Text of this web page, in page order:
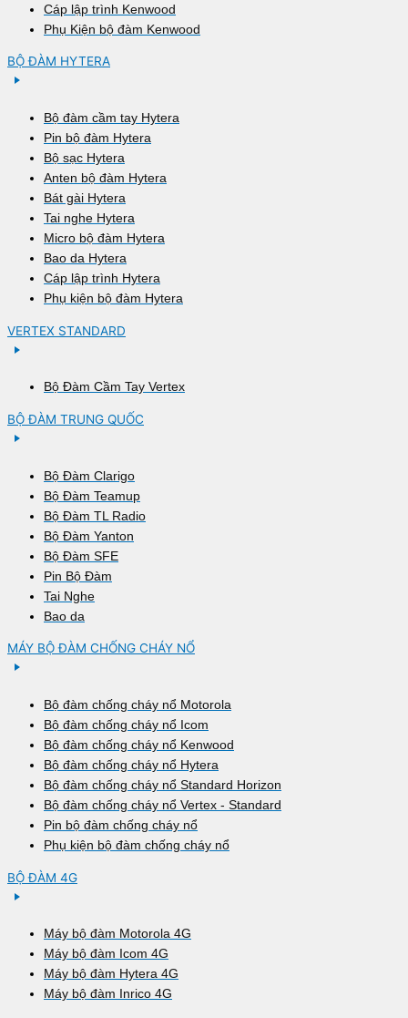
Cáp lập trình Kenwood
Phụ Kiện bộ đàm Kenwood
BỘ ĐÀM HYTERA
Bộ đàm cầm tay Hytera
Pin bộ đàm Hytera
Bộ sạc Hytera
Anten bộ đàm Hytera
Bát gài Hytera
Tai nghe Hytera
Micro bộ đàm Hytera
Bao da Hytera
Cáp lập trình Hytera
Phụ kiện bộ đàm Hytera
VERTEX STANDARD
Bộ Đàm Cầm Tay Vertex
BỘ ĐÀM TRUNG QUỐC
Bộ Đàm Clarigo
Bộ Đàm Teamup
Bộ Đàm TL Radio
Bộ Đàm Yanton
Bộ Đàm SFE
Pin Bộ Đàm
Tai Nghe
Bao da
MÁY BỘ ĐÀM CHỐNG CHÁY NỔ
Bộ đàm chống cháy nổ Motorola
Bộ đàm chống cháy nổ Icom
Bộ đàm chống cháy nổ Kenwood
Bộ đàm chống cháy nổ Hytera
Bộ đàm chống cháy nổ Standard Horizon
Bộ đàm chống cháy nổ Vertex - Standard
Pin bộ đàm chống cháy nổ
Phụ kiện bộ đàm chống cháy nổ
BỘ ĐÀM 4G
Máy bộ đàm Motorola 4G
Máy bộ đàm Icom 4G
Máy bộ đàm Hytera 4G
Máy bộ đàm Inrico 4G